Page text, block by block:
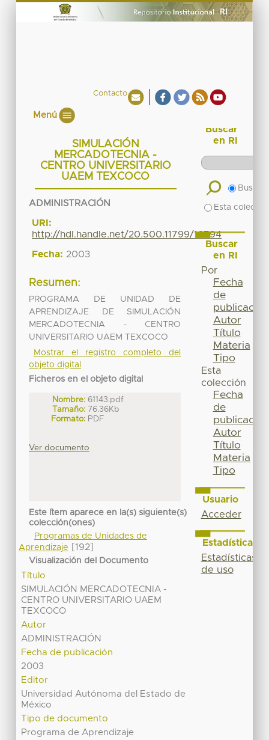
Contacto
Menú
SIMULACIÓN
MERCADOTECNIA -
CENTRO UNIVERSITARIO
UAEM TEXCOCO
ADMINISTRACIÓN
URI:
http://hdl.handle.net/20.500.11799/16794
Fecha: 2003
Resumen:
PROGRAMA DE UNIDAD DE
APRENDIZAJE DE SIMULACIÓN
MERCADOTECNIA - CENTRO
UNIVERSITARIO UAEM TEXCOCO
Mostrar el registro completo del
objeto digital
Ficheros en el objeto digital
Nombre: 61143.pdf
Tamaño: 76.36Kb
Formato: PDF
Ver documento
Este ítem aparece en la(s) siguiente(s)
colección(ones)
Programas de Unidades de
Aprendizaje
[192]
Visualización del Documento
Título
SIMULACIÓN MERCADOTECNIA -
CENTRO UNIVERSITARIO UAEM
TEXCOCO
Autor
ADMINISTRACIÓN
Fecha de publicación
2003
Editor
Universidad Autónoma del Estado de
México
Tipo de documento
Programa de Aprendizaje
Buscar
en RI
Buscar
Esta
Buscar
en RI
Por
Fecha
de
publicación
Autor
Título
Materia
Tipo
Esta
colección
Fecha
de
publicación
Autor
Título
Materia
Tipo
Usuario
Acceder
Estadísticas
Estadísticas
de uso